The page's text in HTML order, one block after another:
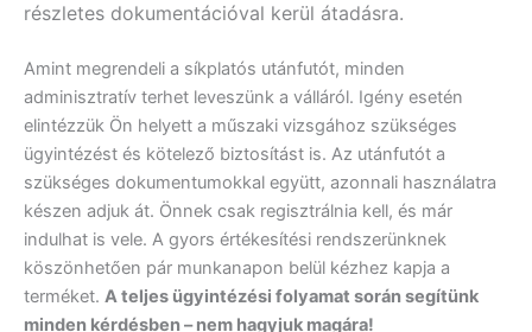
részletes dokumentációval kerül átadásra.
Amint megrendeli a síkplatós utánfutót, minden
adminisztratív terhet leveszünk a válláról. Igény esetén
elintézzük Ön helyett a műszaki vizsgához szükséges
ügyintézést és kötelező biztosítást is. Az utánfutót a
szükséges dokumentumokkal együtt, azonnali használatra
készen adjuk át. Önnek csak regisztrálnia kell, és már
indulhat is vele. A gyors értékesítési rendszerünknek
köszönhetően pár munkanapon belül kézhez kapja a
terméket. A teljes ügyintézési folyamat során segítünk
minden kérdésben – nem hagyjuk magára!